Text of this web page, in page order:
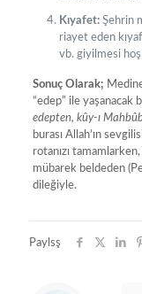
Kıyafet:Şehrin
riayet eden
vb. giyilmesi hoş
Sonuç Olarak;
“edep” ile yaşanacak
edepten, kûy-ı
burası Allah’ın
rotanızı
mübarek beldeden
dileğiyle.
Paylsş